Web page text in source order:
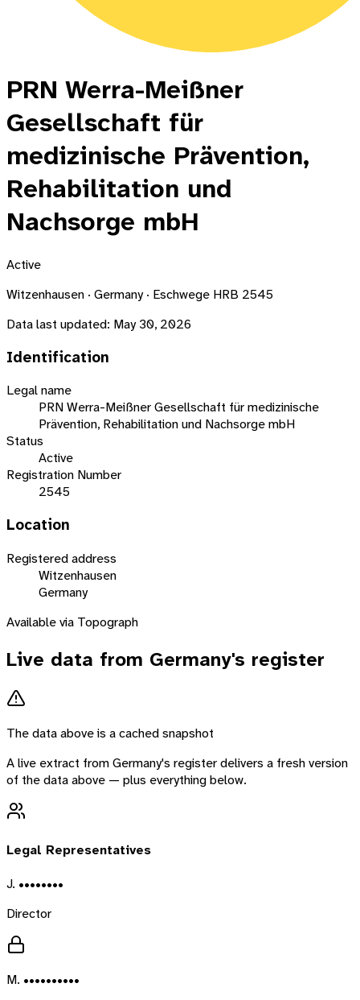
PRN Werra-Meißner
Gesellschaft für
medizinische Prävention,
Rehabilitation und
Nachsorge mbH
Active
Witzenhausen · Germany · Eschwege HRB 2545
Data last updated: May 30, 2026
Identification
Legal name
PRN Werra-Meißner Gesellschaft für medizinische
Prävention, Rehabilitation und Nachsorge mbH
Status
Active
Registration Number
2545
Location
Registered address
Witzenhausen
Germany
Available via Topograph
Live data from Germany's register
The data above is a cached snapshot
A live extract fromGermany's register delivers a fresh version
of the data above — plus everything below.
Legal Representatives
J. ••••••••
Director
M. ••••••••••